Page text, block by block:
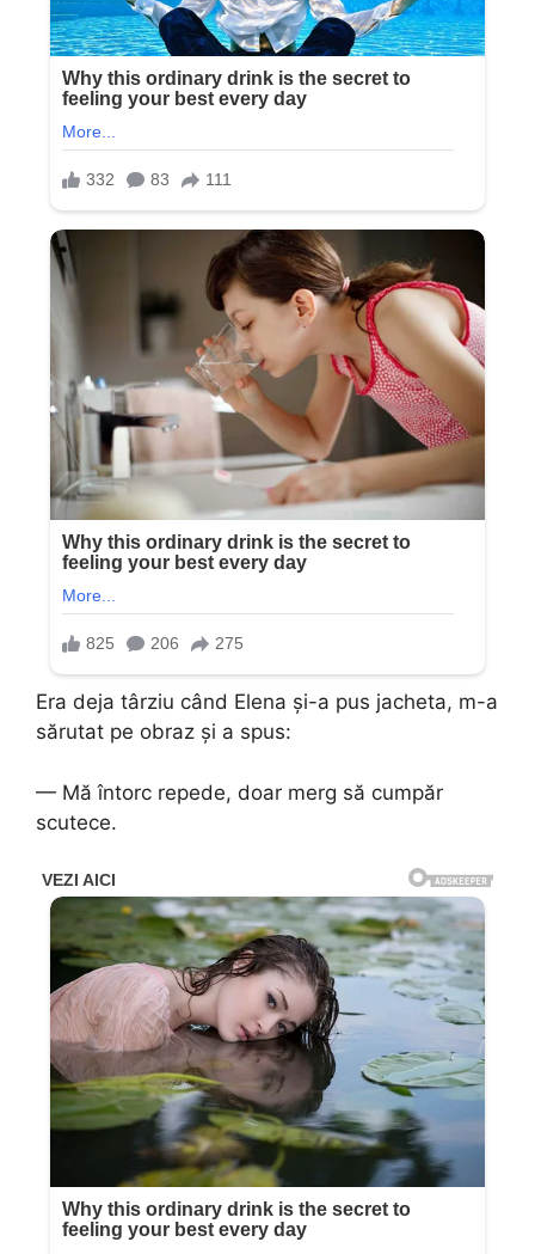
Era deja târziu când Elena și-a pus jacheta, m-a
sărutat pe obraz și a spus:
— Mă întorc repede, doar merg să cumpăr
scutece.